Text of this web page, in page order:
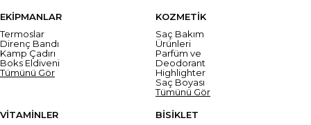
EKİPMANLAR
Termoslar
Direnç Bandı
Kamp Çadırı
Boks Eldiveni
Tümünü Gör
KOZMETİK
Saç Bakım
Ürünleri
Parfüm ve
Deodorant
Highlighter
Saç Boyası
Tümünü Gör
VİTAMİNLER
BİSİKLET